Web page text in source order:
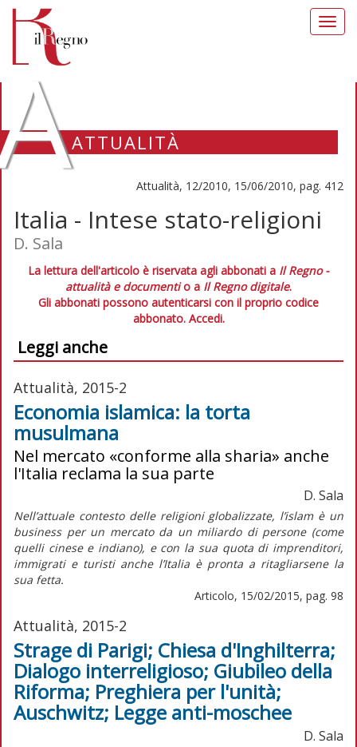
ATTUALITÀ
Attualità, 12/2010, 15/06/2010, pag. 412
Italia - Intese stato-religioni
D. Sala
La lettura dell'articolo è riservata agli abbonati a Il Regno -
attualità e documentio a Il Regno digitale.
Gli abbonati possono autenticarsi con il proprio codice
abbonato. Accedi.
Leggi anche
Attualità, 2015-2
Economia islamica: la torta
musulmana
Nel mercato «conforme alla sharia» anche
l'Italia reclama la sua parte
D. Sala
Nell’attuale contesto delle religioni globalizzate, l’islam è un
business per un mercato da un miliardo di persone (come
quelli cinese e indiano), e con la sua quota di imprenditori,
immigrati e turisti anche l’Italia è pronta a ritagliarsene la
sua fetta.
Articolo, 15/02/2015, pag. 98
Attualità, 2015-2
Strage di Parigi; Chiesa d'Inghilterra;
Dialogo interreligioso; Giubileo della
Riforma; Preghiera per l'unità;
Auschwitz; Legge anti-moschee
D. Sala